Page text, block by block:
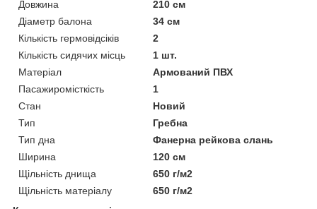
Довжина
210 см
Діаметр балона
34 см
Кількість гермовідсіків
2
Кількість сидячих місць
1 шт.
Матеріал
Армований ПВХ
Пасажиромісткість
1
Стан
Новий
Тип
Гребна
Тип дна
Фанерна рейкова слань
Ширина
120 см
Щільність днища
650 г/м2
Щільність матеріалу
650 г/м2